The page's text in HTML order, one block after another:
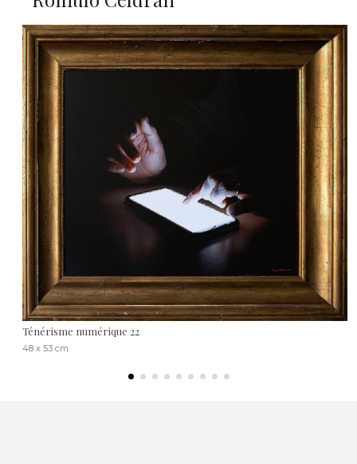
Ténérisme numérique 22
48 x 53 cm